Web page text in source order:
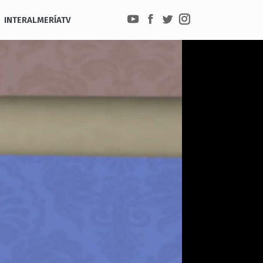
INTERALMERÍATV
YouTube
Facebook
TwitterInstagram